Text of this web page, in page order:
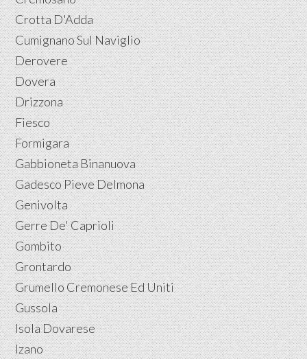
Crotta D'Adda
Cumignano Sul Naviglio
Derovere
Dovera
Drizzona
Fiesco
Formigara
Gabbioneta Binanuova
Gadesco Pieve Delmona
Genivolta
Gerre De' Caprioli
Gombito
Grontardo
Grumello Cremonese Ed Uniti
Gussola
Isola Dovarese
Izano